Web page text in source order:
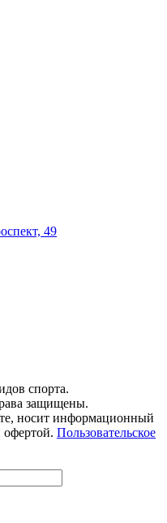
49
спорта.
защищены.
носит информационный
офертой. Пользовательское